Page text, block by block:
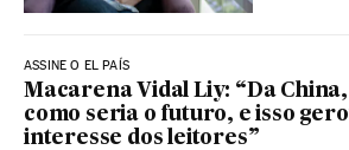
ASSINE O EL PAÍS
Macarena Vidal Liy: “Da
como seria o futuro, e isso
interesse dos leitores”